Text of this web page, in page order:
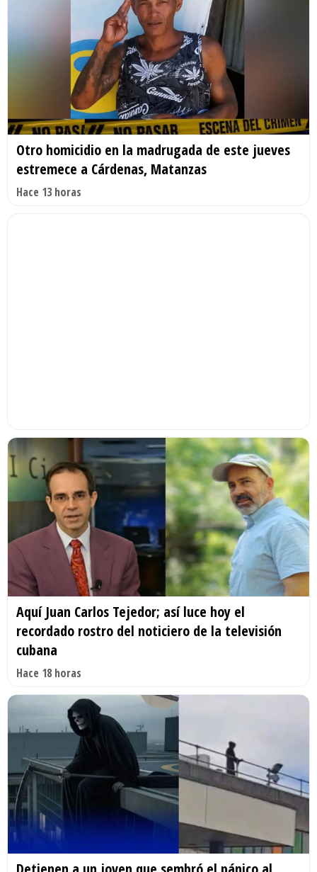
Otro homicidio en la madrugada de este jueves
estremece a Cárdenas, Matanzas
Hace 13 horas
Aquí Juan Carlos Tejedor; así luce hoy el
recordado rostro del noticiero de la televisión
cubana
Hace 18 horas